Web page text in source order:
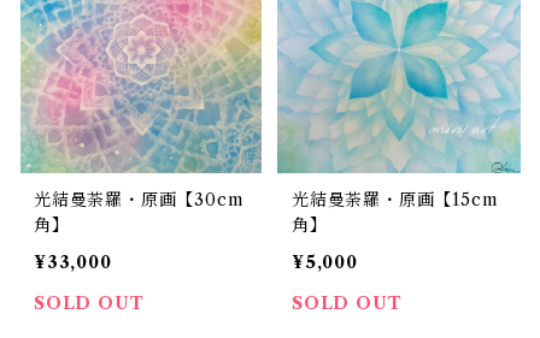
光結曼荼羅・原画【30cm
角】
¥33,000
SOLD OUT
光結曼荼羅・原画【15cm
角】
¥5,000
SOLD OUT